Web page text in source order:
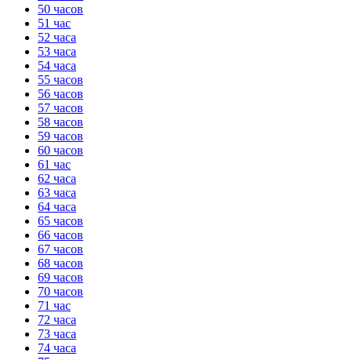
50 часов
51 час
52 часа
53 часа
54 часа
55 часов
56 часов
57 часов
58 часов
59 часов
60 часов
61 час
62 часа
63 часа
64 часа
65 часов
66 часов
67 часов
68 часов
69 часов
70 часов
71 час
72 часа
73 часа
74 часа